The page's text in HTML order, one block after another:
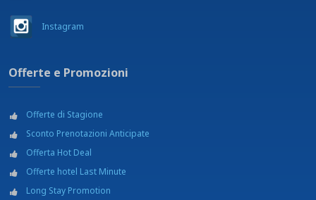
Instagram
Offerte e Promozioni
Offerte di Stagione
Sconto Prenotazioni Anticipate
Offerta Hot Deal
Offerte hotel Last Minute
Long Stay Promotion